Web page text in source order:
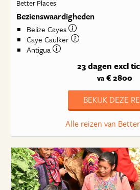
Better Places
Bezienswaardigheden
Belize Cayes
Caye Caulker
Antigua
23 dagen excl
va€ 2800
BEKIJK DEZE
Alle reizen van